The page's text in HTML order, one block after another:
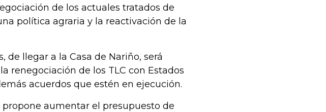
de los actuales tratados de
política agraria y la reactivación de la
de llegar a la Casa de Nariño, será
renegociación de los TLC con Estados
acuerdos que estén en ejecución.
aumentar el presupuesto de